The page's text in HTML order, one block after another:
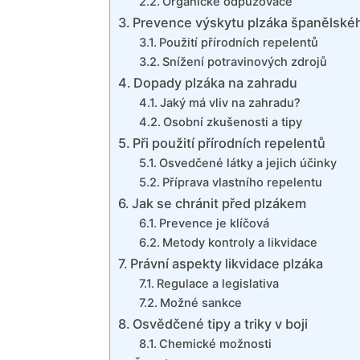
Prevence výskytu plzáka
Použití přírodních repelentů
Snížení potravinových zdrojů
Dopady plzáka na zahradu
Jaký má vliv na zahradu?
Osobní zkušenosti a tipy
Při použití přírodních repelentů
Osvedčené látky a jejich účinky
Příprava vlastního repelentu
Jak se chránit před plzákem
Prevence je klíčová
Metody kontroly a likvidace
Právní aspekty likvidace plzáka
Regulace a legislativa
Možné sankce
Osvědčené tipy a triky v boji
Chemické možnosti